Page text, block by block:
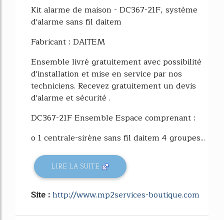
Kit alarme de maison - DC367-21F, système
d'alarme sans fil daitem
Fabricant : DAITEM
Ensemble livré gratuitement avec possibilité
d'installation et mise en service par nos
techniciens. Recevez gratuitement un devis
d'alarme et sécurité .
DC367-21F Ensemble Espace comprenant :
o 1 centrale-sirène sans fil daitem 4 groupes...
LIRE LA SUITE
Site :http://www.mp2services-boutique.com